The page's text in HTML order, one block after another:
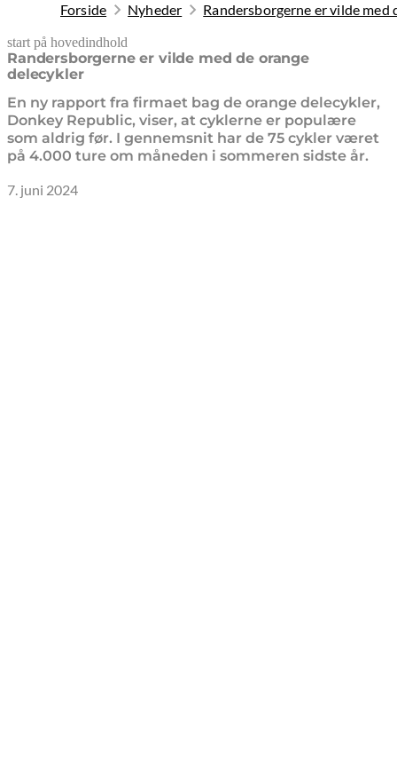
Forside Nyheder Randersborgerne er vilde med
start på hovedindhold
Randersborgerne er vilde med de orange
delecykler
En ny rapport fra firmaet bag de orange delecykler,
Donkey Republic, viser, at cyklerne er populære
som aldrig før. I gennemsnit har de 75 cykler været
på 4.000 ture om måneden i sommeren sidste år.
7. juni 2024
senest opdateret 9. februar 2026